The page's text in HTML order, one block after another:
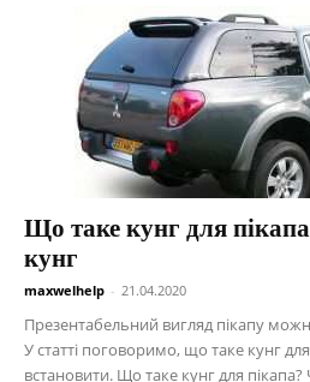
Що таке кунг для
кунг
maxwelhelp - 21.04.2020
Презентабельний вигляд пікапу
У статті поговоримо, що таке кунг для
встановити. Що таке кунг для пікапа?